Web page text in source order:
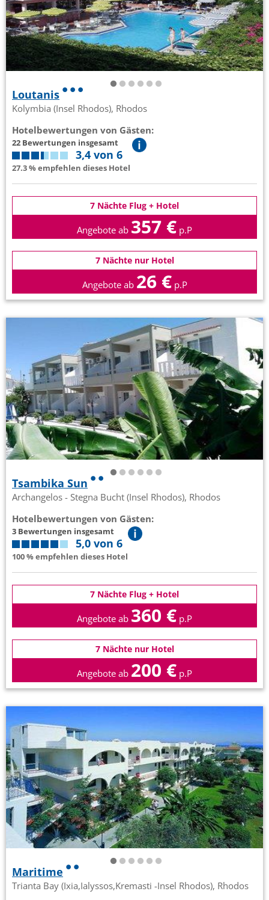
Loutanis
Kolymbia (Insel Rhodos), Rhodos
Hotelbewertungen von Gästen:
22 Bewertungen insgesamt
3,4 von 6
27.3 % empfehlen dieses Hotel
7 Nächte Flug + Hotel
Angebote ab 357 € p.P
7 Nächte nur Hotel
Angebote ab 26 € p.P
Tsambika Sun
Archangelos - Stegna Bucht (Insel Rhodos), Rhodos
Hotelbewertungen von Gästen:
3 Bewertungen insgesamt
5,0 von 6
100 % empfehlen dieses Hotel
7 Nächte Flug + Hotel
Angebote ab 360 € p.P
7 Nächte nur Hotel
Angebote ab 200 € p.P
Maritime
Trianta Bay (Ixia,Ialyssos,Kremasti -Insel Rhodos), Rhodos